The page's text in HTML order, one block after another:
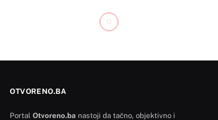
OTVORENO.BA
Portal Otvoreno.ba nastoji da tačno, objektivno i